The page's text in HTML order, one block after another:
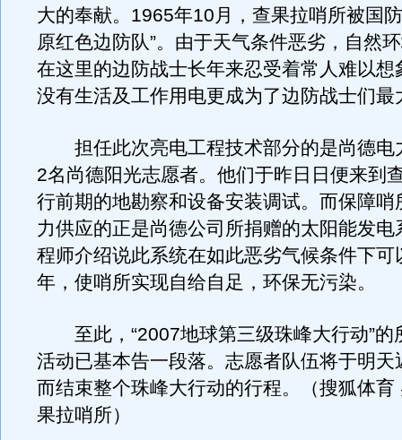
大的奉献。1965年10月，查果拉哨所被国
原红色边防队”。由于天气条件恶劣，自然
在这里的边防战士长年来忍受着常人难以想
没有生活及工作用电更成为了边防战士们最
担任此次亮电工程技术部分的是尚德电
2名尚德阳光志愿者。他们于昨日日便来到
行前期的地勘察和设备安装调试。而保障哨
力供应的正是尚德公司所捐赠的太阳能发电
程师介绍说此系统在如此恶劣气候条件下可
年，使哨所实现自给自足，环保无污染。
至此，“2007地球第三级珠峰大行动”的
活动已基本告一段落。志愿者队伍将于明天
而结束整个珠峰大行动的行程。（搜狐体育
果拉哨所）